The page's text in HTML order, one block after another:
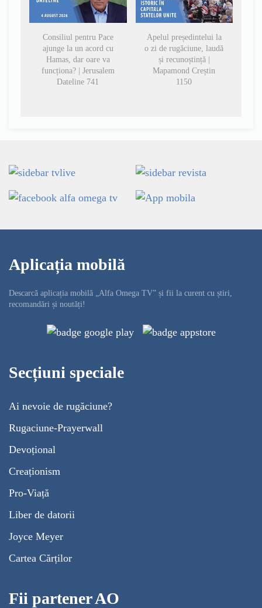
Consiliul pentru Pace
ajunge la un acord cu
Hamas, dar oare va
funcționa? | Jerusalem
Dateline 741
Apelul președintelui la
o zi de rugăciune, laudă
și recunoștință |
Mapamond Creștin
1150
Aplicația mobilă
Descarcă aplicația mobilă „Alfa Omega TV” și fii la curent cu știri,
recomandări și noutăți!
Secțiuni speciale
Ai nevoie de rugăciune?
Rugaciune-Prayerwall
Devoțional
Creaționism
Pro-Viață
Liber de datorii
Joyce Meyer
Cartea Cărților
Fii partener AO